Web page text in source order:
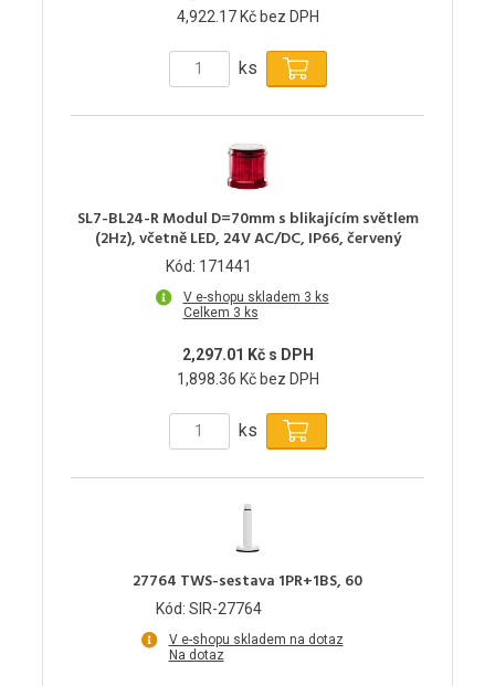
4,922.17 Kč bez DPH
ks
SL7-BL24-R Modul D=70mm s blikajícím světlem
(2Hz), včetně LED, 24V AC/DC, IP66, červený
Kód: 171441
V e-shopu skladem 3 ks
Celkem 3 ks
2,297.01 Kč s DPH
1,898.36 Kč bez DPH
ks
27764 TWS-sestava 1PR+1BS, 60
Kód: SIR-27764
V e-shopu skladem na dotaz
Na dotaz